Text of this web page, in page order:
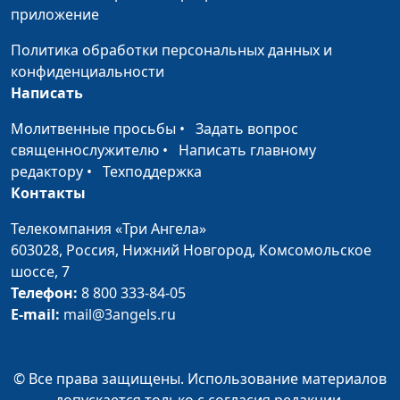
видишь только плохое
(лето)
Когда всё плохо. Если
видишь только плохое
Когда всё плохо. Если
видишь только плохое
(весна)
Андрей Качалаба,
Кто такой настоящий
герой? (осень)
Андрей Качалаба,
священнослужитель
Кто такой настоящий
герой? (лето)
приложение
Политика обработки персональных данных и
конфиденциальности
Написать
Молитвенные просьбы • Задать вопрос
священнослужителю • Написать главному
редактору • Техподдержка
Контакты
Телекомпания «Три Ангела»
603028, Россия, Нижний Новгород, Комсомольское
шоссе, 7
Телефон: 8 800 333-84-05
E-mail: mail@3angels.ru
© Все права защищены. Использование материалов